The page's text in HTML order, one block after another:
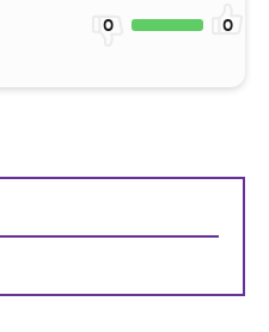
0 0